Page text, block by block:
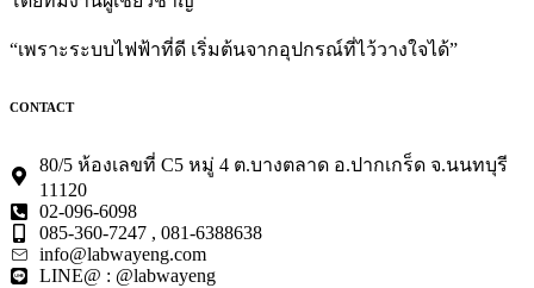
“เพราะระบบไฟฟ้าที่ดี เริ่มต้นจากอุปกรณ์ที่ไว้วางใจได้”
CONTACT
80/5 ห้องเลขที่ C5 หมู่ 4 ต.บางตลาด อ.ปากเกร็ด จ.นนทบุรี
11120
02-096-6098
085-360-7247 , 081-6388638
info@labwayeng.com
LINE@ : @labwayeng